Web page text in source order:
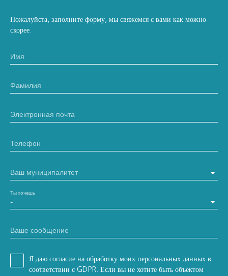
Пожалуйста, заполните форму, мы свяжемся с вами как можно
скорее.
Имя
Фамилия
Электронная почта
Телефон
Ваш муниципалитет
-
Ты хочешь
Ваше сообщение
Я даю согласие на обработку моих персональных данных в
соответствии с GDPR. Если вы не хотите быть объектом